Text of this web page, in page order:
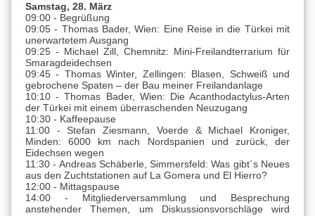
Samstag, 28. März
09:00 - Begrüßung
09:05 - Thomas Bader, Wien: Eine Reise in die Türkei mit
unerwartetem Ausgang
09:25 - Michael Zill, Chemnitz: Mini-Freilandterrarium für
Smaragdeidechsen
09:45 - Thomas Winter, Zellingen: Blasen, Schweiß und
gebrochene Spaten – der Bau meiner Freilandanlage
10:10 - Thomas Bader, Wien: Die Acanthodactylus-Arten
der Türkei mit einem überraschenden Neuzugang
10:30 - Kaffeepause
11:00 - Stefan Ziesmann, Voerde & Michael Kroniger,
Minden: 6000 km nach Nordspanien und zurück, der
Eidechsen wegen
11:30 - Andreas Schäberle, Simmersfeld: Was gibt`s Neues
aus den Zuchtstationen auf La Gomera und El Hierro?
12:00 - Mittagspause
14:00 - Mitgliederversammlung und Besprechung
anstehender Themen, um Diskussionsvorschläge wird